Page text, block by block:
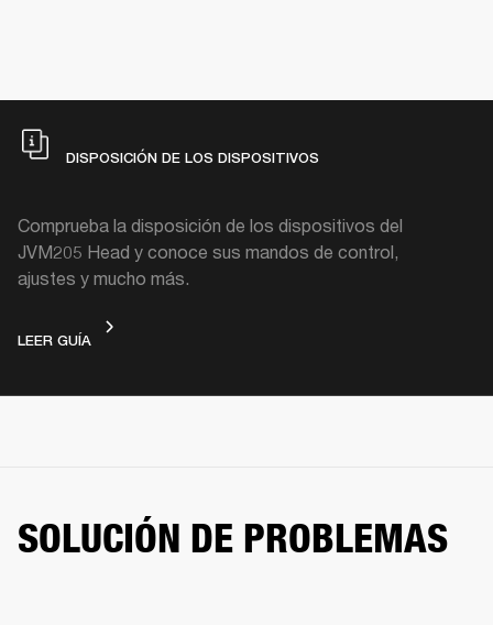
DISPOSICIÓN DE LOS DISPOSITIVOS
Comprueba la disposición de los dispositivos del
JVM205 Head y conoce sus mandos de control,
ajustes y mucho más.
LEER GUÍA
SOLUCIÓN DE PROBLEMAS